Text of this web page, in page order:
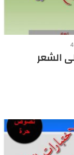
الشعر